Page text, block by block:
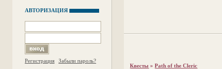
АВТОРИЗАЦИЯ
Регистрация Забыли пароль?
Квесты »Path of the Cleric